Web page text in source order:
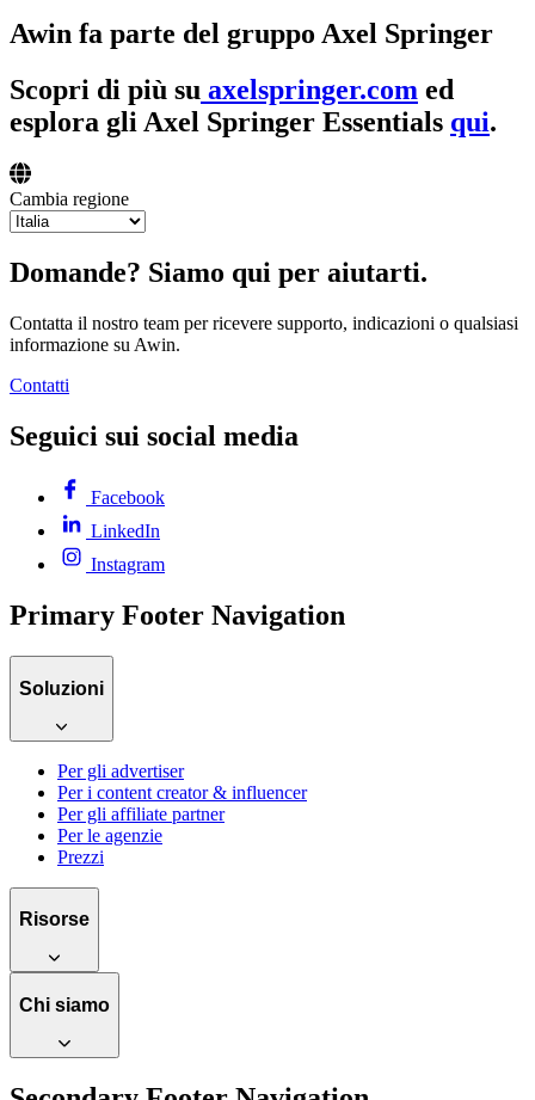
Awin fa parte del gruppo Axel Springer
Scopri di più su axelspringer.com ed
esplora gli Axel Springer Essentials qui.
Cambia regione
Domande? Siamo qui per aiutarti.
Contatta il nostro team per ricevere supporto, indicazioni o qualsiasi
informazione su Awin.
Contatti
Seguici sui social media
Facebook
LinkedIn
Instagram
Primary Footer Navigation
Soluzioni
Per gli advertiser
Per i content creator & influencer
Per gli affiliate partner
Per le agenzie
Prezzi
Risorse
Chi siamo